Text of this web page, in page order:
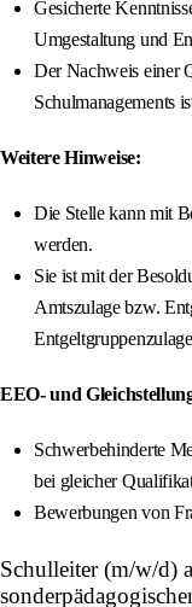
Gesicherte
Umgestaltung und
Der Nachweis einer
Schulmanagements
Weitere Hinweise:
Die Stelle kann mit
werden.
Sie ist mit der
Amtszulage bzw.
EEO- und
Schwerbehinderte
bei gleicher
Bewerbungen von
Schulleiter (m/w/d)